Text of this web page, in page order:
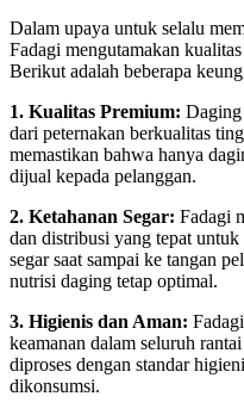
Dalam upaya untuk selalu
Fadagi mengutamakan
Berikut adalah beberapa
1. Kualitas Premium: Daging
dari peternakan berkualitas
memastikan bahwa hanya
dijual kepada pelanggan.
2. Ketahanan Segar: Fadagi
dan distribusi yang tepat
segar saat sampai ke tangan
nutrisi daging tetap optimal.
3. Higienis dan Aman:
keamanan dalam seluruh
diproses dengan standar
dikonsumsi.